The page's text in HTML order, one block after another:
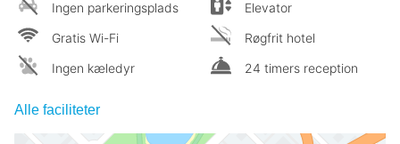
Ingen parkeringsplads
Gratis Wi-Fi
Ingen kæledyr
Elevator
Røgfrit hotel
24 timers reception
Alle faciliteter